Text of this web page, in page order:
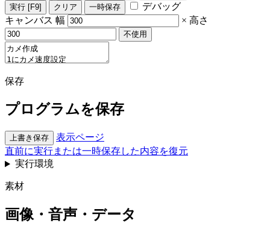
実行 [F9] クリア 一時保存
デバッグ
キャンバス 幅 × 高さ
不使用
保存
プログラムを保存
上書き保存
表示ページ
直前に実行または一時保存した内容を復元
実行環境
素材
画像・音声・データ